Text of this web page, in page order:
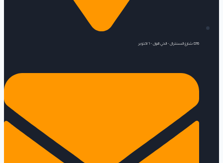
876 شارع السنترال - الحي الاول - ٦ اكتوبر